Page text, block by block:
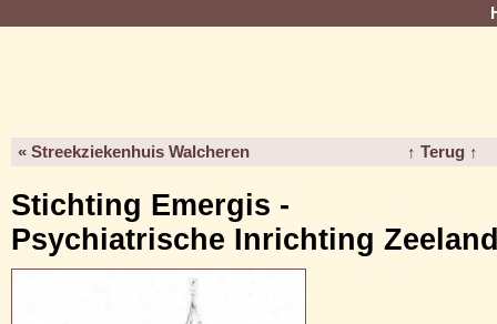
« Streekziekenhuis Walcheren ↑ Terug ↑
Stichting Emergis -
Psychiatrische Inrichting